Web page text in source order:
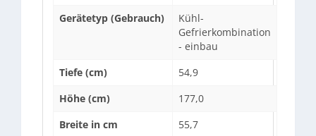
Gerätetyp (Gebrauch)
Kühl-
Gefrierkombination
- einbau
Tiefe (cm)
54,9
Höhe (cm)
177,0
Breite in cm
55,7